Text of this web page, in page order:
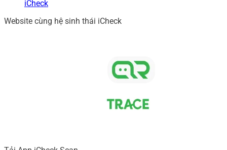
iCheck
Website cùng hệ sinh thái iCheck